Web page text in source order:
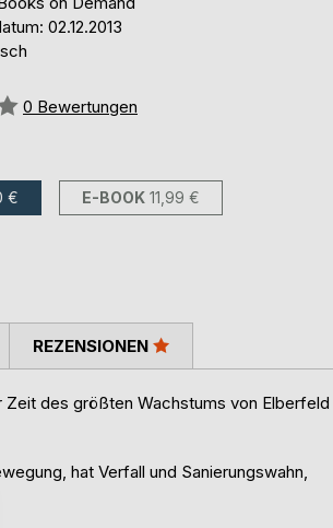
02.12.2013
0 Bewertungen
€ E-BOOK 11,99 €
des größten Wachstums von Elberfeld
hat Verfall und Sanierungswahn,
REZENSIONEN